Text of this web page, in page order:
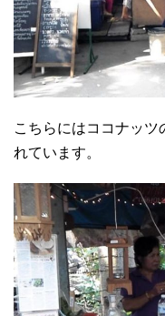
こちらにはココナッツ
れています。